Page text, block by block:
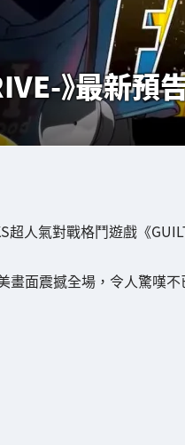
》最新預
超人氣對戰格鬥遊戲《
畫面震撼全場，令人驚嘆